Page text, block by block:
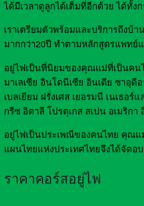
ได้มีเวลาดูลูกได้เต็มที่อีกด้วย ได้ทั้
เราเตรียมตัวพร้อมและบริการถึง
มากกว่า20ปี ทำตามหลักสูตรแพทย์
อยู่ไฟเป็นที่นิยมของคุณแม่ที่เป็นคน
มาเลเซีย อินโดนีเซีย อินเดีย ซาอุ
เบลเยียม ฝรั่งเศส เยอรมนี เนเธอ
กรีซ อิตาลี โปรตุเกส สเปน อเมริกา
อยู่ไฟเป็นประเพณีของคนไทย คุณ
แผนไทยแห่งประเทศไทยจึงได้จัดอ
ราคาคอร์สอยู่ไฟ